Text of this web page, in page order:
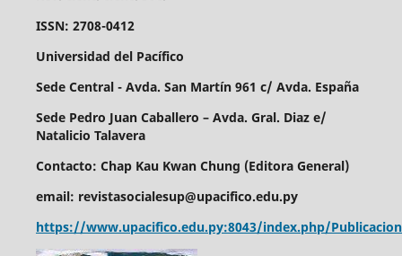
ISSN: 2708-0412
Universidad del Pacífico
Sede Central - Avda. San Martín 961 c/ Avda. España
Sede Pedro Juan Caballero – Avda. Gral. Diaz e/
Natalicio Talavera
Contacto: Chap Kau Kwan Chung (Editora General)
email: revistasocialesup@upacifico.edu.py
https://www.upacifico.edu.py:8043/index.php/